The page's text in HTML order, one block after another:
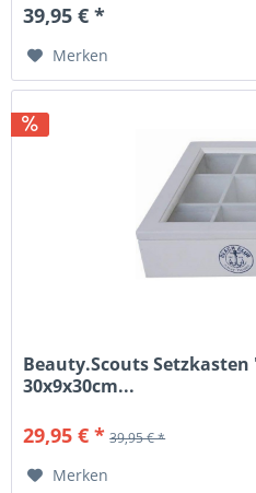
39,95 € *
Merken
Beauty.Scouts
30x9x30cm...
29,95 € * 39,95 € *
Merken